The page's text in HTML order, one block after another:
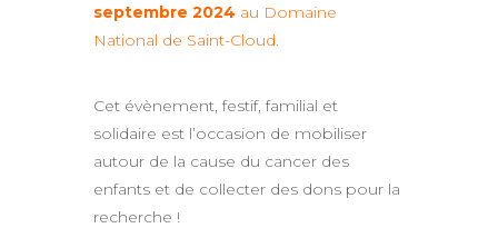
septembre 2024 au Domaine
National de Saint-Cloud.
Cet évènement, festif, familial et
solidaire est l’occasion de mobiliser
autour de la cause du cancer des
enfants et de collecter des dons pour la
recherche !